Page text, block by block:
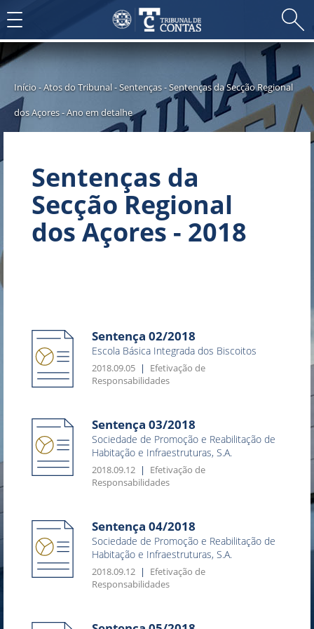
Toggle
navigation
Início-Atos do Tribunal-Sentenças-Sentenças da Secção Regional
dos Açores-Ano em detalhe
Sentenças da
Secção Regional
dos Açores - 2018
Sentença 02/2018
Escola Básica Integrada dos Biscoitos
2018.09.05
Efetivação de
Responsabilidades
Sentença 03/2018
Sociedade de Promoção e Reabilitação de
Habitação e Infraestruturas, S.A.
2018.09.12
Efetivação de
Responsabilidades
Sentença 04/2018
Sociedade de Promoção e Reabilitação de
Habitação e Infraestruturas, S.A.
2018.09.12
Efetivação de
Responsabilidades